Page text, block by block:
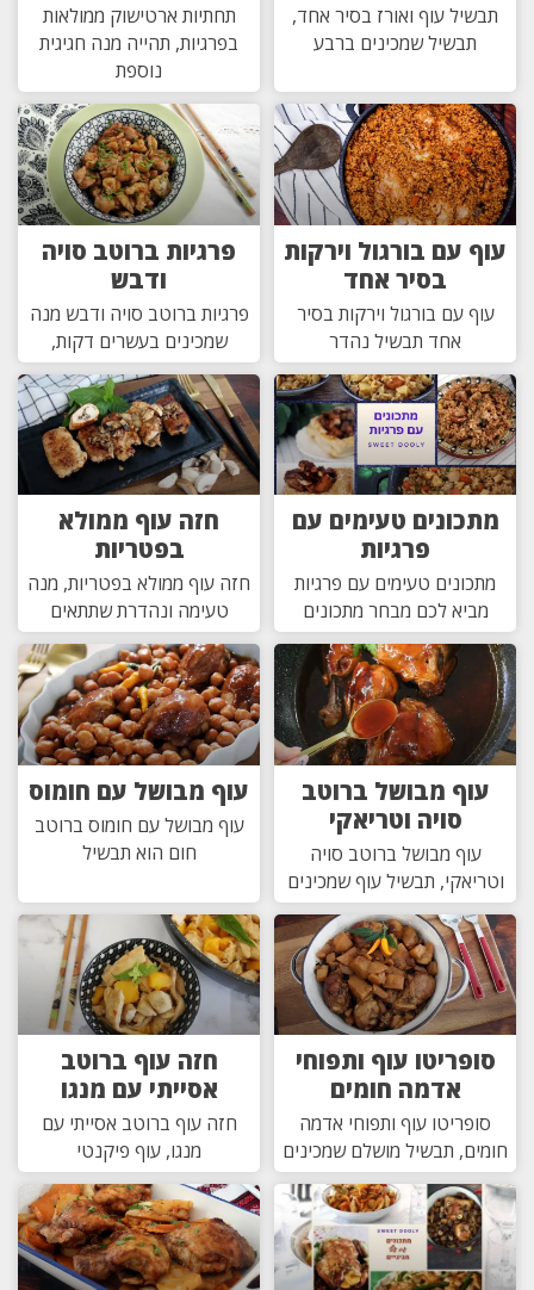
תבשיל עוף ואורז בסיר אחד,
תבשיל שמכינים ברבע
תחתיות ארטישוק ממולאות
בפרגיות, תהייה מנה חגיגית
נוספת
עוף עם בורגול וירקות
בסיר אחד
עוף עם בורגול וירקות בסיר
אחד תבשיל נהדר
פרגיות ברוטב סויה
ודבש
פרגיות ברוטב סויה ודבש מנה
שמכינים בעשרים דקות,
מתכונים טעימים עם
פרגיות
מתכונים טעימים עם פרגיות
מביא לכם מבחר מתכונים
חזה עוף ממולא
בפטריות
חזה עוף ממולא בפטריות, מנה
טעימה ונהדרת שתתאים
עוף מבושל ברוטב
סויה וטריאקי
עוף מבושל ברוטב סויה
וטריאקי, תבשיל עוף שמכינים
עוף מבושל עם חומוס
עוף מבושל עם חומוס ברוטב
חום הוא תבשיל
סופריטו עוף ותפוחי
אדמה חומים
סופריטו עוף ותפוחי אדמה
חומים, תבשיל מושלם שמכינים
חזה עוף ברוטב
אסייתי עם מנגו
חזה עוף ברוטב אסייתי עם
מנגו, עוף פיקנטי